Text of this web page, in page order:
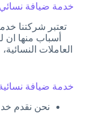
خدمة ضيافة
تعتبر شركتنا
أسباب منها ان
العاملات
خدمة ضيافة
نحن نقدم